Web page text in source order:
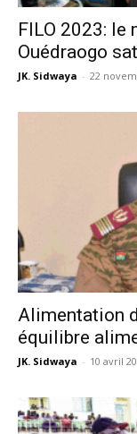
FILO 2023: le
Ouédraogo
JK. Sidwaya - 22
Alimentation
équilibre
JK. Sidwaya - 10 avril